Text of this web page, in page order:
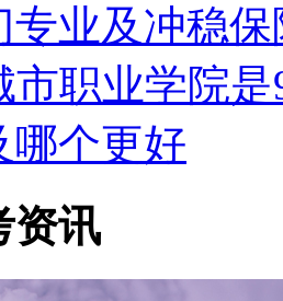
专业及冲稳
市职业学院
哪个更好
资讯